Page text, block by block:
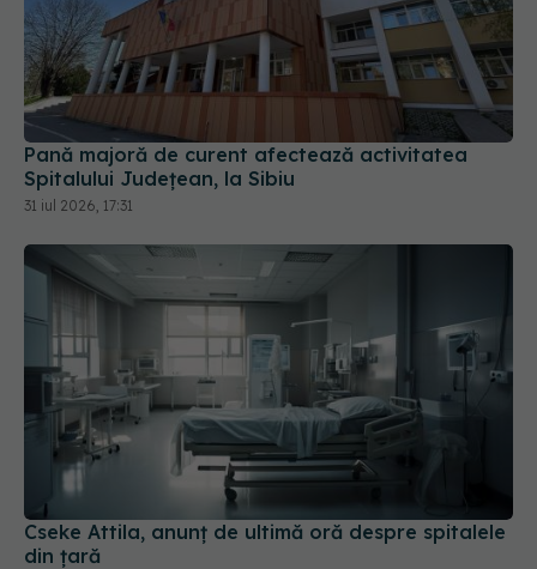
Pană majoră de curent afectează activitatea
Spitalului Județean, la Sibiu
31 iul 2026, 17:31
Cseke Attila, anunț de ultimă oră despre spitalele
din țară